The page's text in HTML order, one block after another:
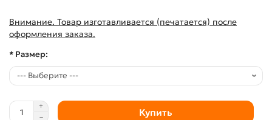
Внимание. Товар изготавливается (печатается) после
оформления заказа.
* Размер:
Купить